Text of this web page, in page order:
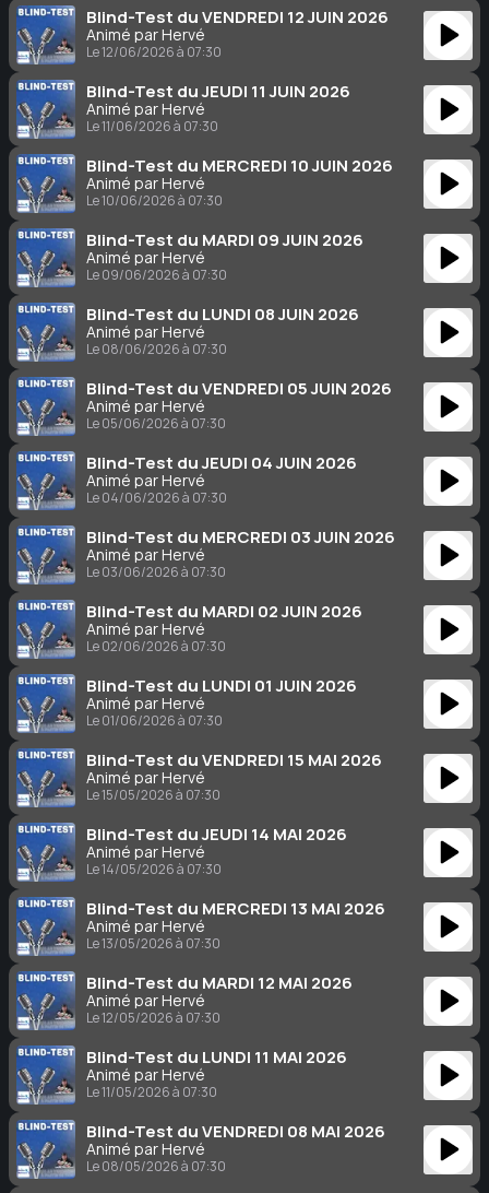
Blind-Test du VENDREDI 12 JUIN 2026
Animé par Hervé
Le 12/06/2026 à 07:30
Blind-Test du JEUDI 11 JUIN 2026
Animé par Hervé
Le 11/06/2026 à 07:30
Blind-Test du MERCREDI 10 JUIN 2026
Animé par Hervé
Le 10/06/2026 à 07:30
Blind-Test du MARDI 09 JUIN 2026
Animé par Hervé
Le 09/06/2026 à 07:30
Blind-Test du LUNDI 08 JUIN 2026
Animé par Hervé
Le 08/06/2026 à 07:30
Blind-Test du VENDREDI 05 JUIN 2026
Animé par Hervé
Le 05/06/2026 à 07:30
Blind-Test du JEUDI 04 JUIN 2026
Animé par Hervé
Le 04/06/2026 à 07:30
Blind-Test du MERCREDI 03 JUIN 2026
Animé par Hervé
Le 03/06/2026 à 07:30
Blind-Test du MARDI 02 JUIN 2026
Animé par Hervé
Le 02/06/2026 à 07:30
Blind-Test du LUNDI 01 JUIN 2026
Animé par Hervé
Le 01/06/2026 à 07:30
Blind-Test du VENDREDI 15 MAI 2026
Animé par Hervé
Le 15/05/2026 à 07:30
Blind-Test du JEUDI 14 MAI 2026
Animé par Hervé
Le 14/05/2026 à 07:30
Blind-Test du MERCREDI 13 MAI 2026
Animé par Hervé
Le 13/05/2026 à 07:30
Blind-Test du MARDI 12 MAI 2026
Animé par Hervé
Le 12/05/2026 à 07:30
Blind-Test du LUNDI 11 MAI 2026
Animé par Hervé
Le 11/05/2026 à 07:30
Blind-Test du VENDREDI 08 MAI 2026
Animé par Hervé
Le 08/05/2026 à 07:30